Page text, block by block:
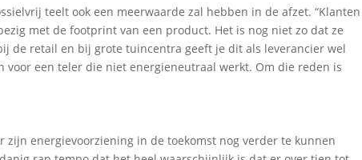
teelt ook een meerwaarde zal hebben in de afzet. “Klanten
met de footprint van een product. Het is nog niet zo dat ze
de retail en bij grote tuincentra geeft je dit als leverancier wel
voor een teler die niet energieneutraal werkt. Om die reden is
energievoorziening in de toekomst nog verder te kunnen